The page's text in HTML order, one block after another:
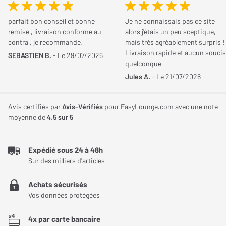
Ses transducteurs de 37 mm, soigneusement calibrés,
produisent un son d'une clarté exceptionnelle, enrichi par la prise
en charge des codecs Bluetooth aptX et aptX HD pour une
transmission audio de haute fidélité jusqu'à 24 bits/48 kHz. La
fonctionnalité Bluetooth Multipoint ajoute une couche de
commodité en vous permettant de connecter simultanément
Outre ses capacités sans fil avancées, le Sennheiser Accentum
Plus offre la possibilité d'une écoute filaire via son port mini-jack
de chaque utilisateur. L'application dédiée, disponible pour iOS et
Android, ouvre la voie à une personnalisation poussée de votre
expérience sonore avec des modes sonores spécifiques et un
Conception
Circum-aural (autour de
l'oreille)
Pliable Non
227 g
Acoustique
Réponse en fréquence
Réponse en fréquence
parfait bon conseil et bonne
remise , livraison conforme au
contra , je recommande.
SEBASTIEN B. - Le 29/07/2026
Je ne connaissais pas ce site
alors j'étais un peu sceptique,
mais très agréablement surpris !
Livraison rapide et aucun soucis
quelconque
Jules A. - Le 21/07/2026
Avis certifiés parAvis-Vérifiés pour EasyLounge.com avec une note
moyenne de4.5sur 5
Expédié sous 24 à 48h
Sur des milliers d'articles
Achats sécurisés
Vos données protégées
4x par carte bancaire